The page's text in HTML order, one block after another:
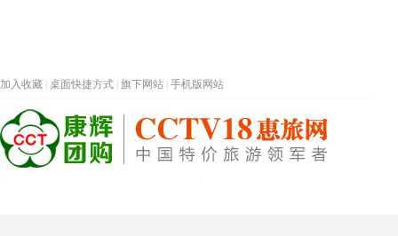
加入收藏 桌面快捷方式 旗下网站 手机版网站